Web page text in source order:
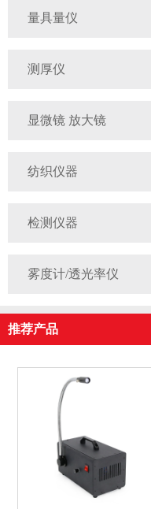
量具量仪
测厚仪
显微镜 放大镜
纺织仪器
检测仪器
雾度计/透光率仪
推荐产品